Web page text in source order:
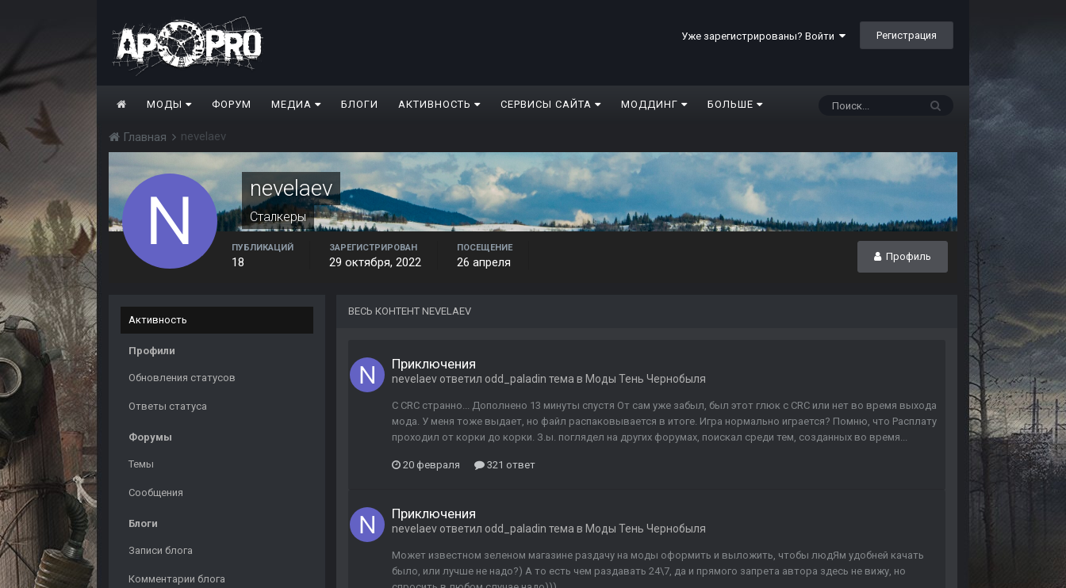
Уже зарегистрированы? Войти Регистрация
МОДЫ ФОРУМ МЕДИА БЛОГИ АКТИВНОСТЬ СЕРВИСЫ САЙТА МОДДИНГ БОЛЬШЕ
Главная nevelaev
nevelaev
Сталкеры
Профиль
ПУБЛИКАЦИЙ
18
ЗАРЕГИСТРИРОВАН
29 октября, 2022
ПОСЕЩЕНИЕ
26 апреля
Активность
Профили
Обновления статусов
Ответы статуса
Форумы
Темы
Сообщения
Блоги
Записи блога
Комментарии блога
ВЕСЬ КОНТЕНТ NEVELAEV
Приключения
nevelaev ответил odd_paladin тема в Моды Тень Чернобыля
С CRC странно... Дополнено 13 минуты спустя От сам уже забыл, был этот глюк с CRC или нет во время выхода
мода. У меня тоже выдает, но файл распаковывается в итоге. Игра нормально играется? Помню, что Расплату
проходил от корки до корки. З.ы. поглядел на других форумах, поискал среди тем, созданных во время...
20 февраля 321 ответ
Приключения
nevelaev ответил odd_paladin тема в Моды Тень Чернобыля
Может известном зеленом магазине раздачу на моды оформить и выложить, чтобы людЯм удобней качать
было, или лучше не надо?) А то есть чем раздавать 24\7, да и прямого запрета автора здесь не вижу, но